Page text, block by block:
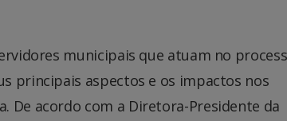
municipais que atuam no
principais aspectos e os impactos nos
De acordo com a Diretora-Presidente da